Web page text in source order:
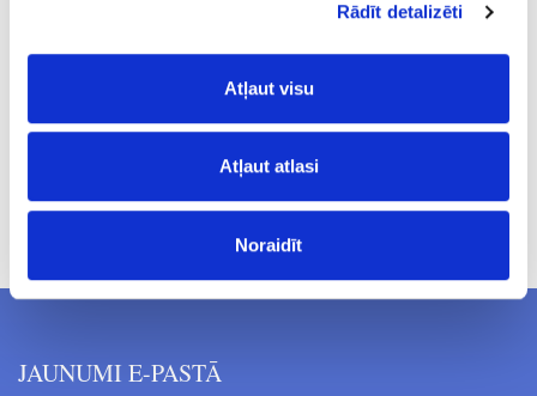
Rādīt detalizēti
Atļaut visu
Atļaut atlasi
Noraidīt
80.29
Cenas norādītas bez PVN. Cenas var tikt mainītas bez iepriekšēja
JAUNUMI E-PASTĀ